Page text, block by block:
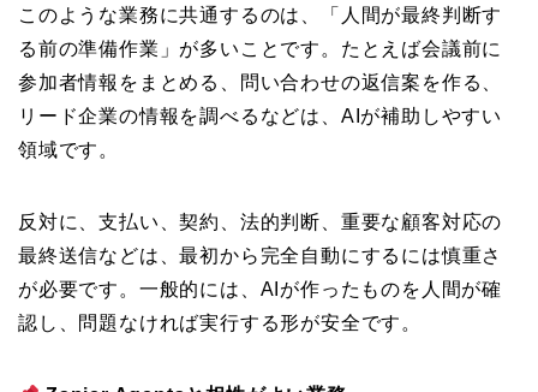
このような業務に共通するのは、「人間が最終判断す
る前の準備作業」が多いことです。たとえば会議前に
参加者情報をまとめる、問い合わせの返信案を作る、
リード企業の情報を調べるなどは、AIが補助しやすい
領域です。
反対に、支払い、契約、法的判断、重要な顧客対応の
最終送信などは、最初から完全自動にするには慎重さ
が必要です。一般的には、AIが作ったものを人間が確
認し、問題なければ実行する形が安全です。